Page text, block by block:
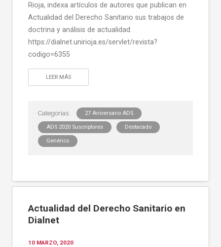
Rioja, indexa artículos de autores que publican en
Actualidad del Derecho Sanitario sus trabajos de
doctrina y análisis de actualidad.
https://dialnet.unirioja.es/servlet/revista?
codigo=6355
LEER MÁS
27 Aniversario ADS
ADS 2020 Suscriptores Destacado
Genérico
Actualidad del Derecho Sanitario en
Dialnet
10 MARZO, 2020